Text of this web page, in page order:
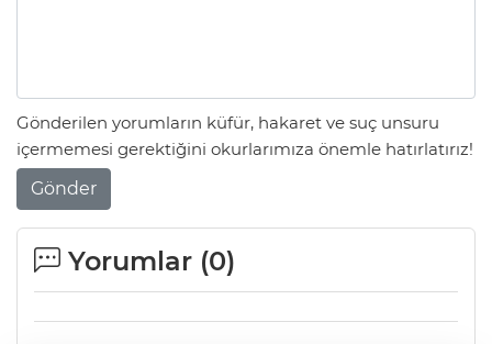
Gönderilen yorumların küfür, hakaret ve suç unsuru
içermemesi gerektiğini okurlarımıza önemle hatırlatırız!
Gönder
Yorumlar (0)